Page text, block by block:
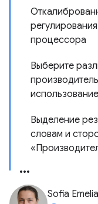
процессора
Выберите
Выделение
словам и
Sofia